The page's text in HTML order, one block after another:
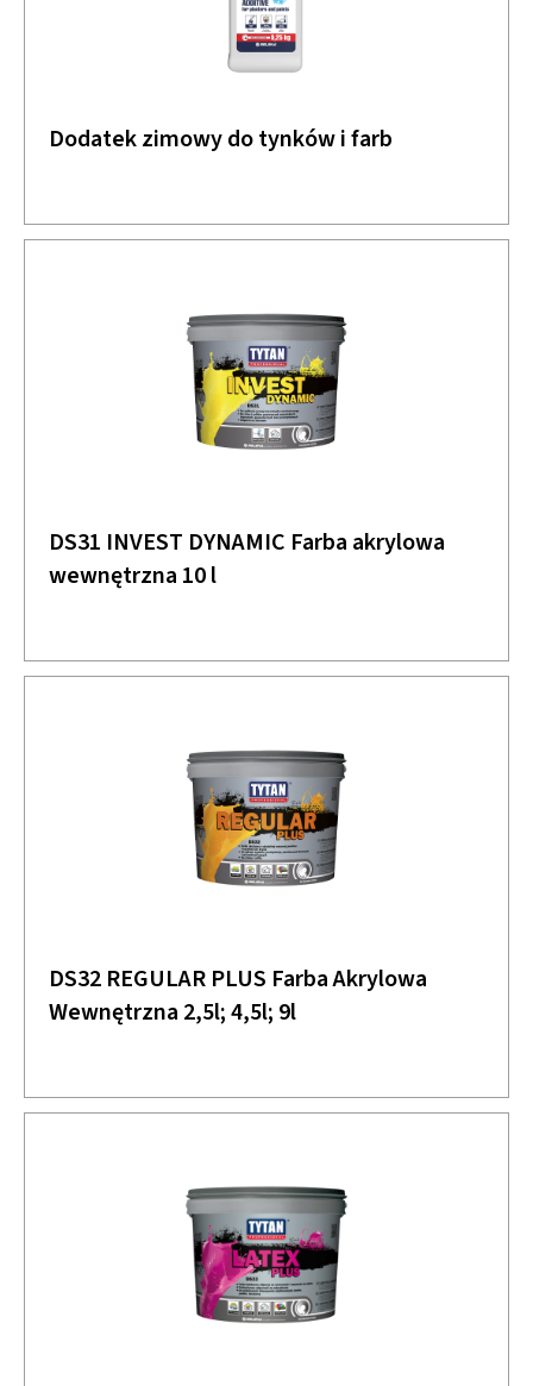
Dodatek zimowy do tynków i farb
DS31 INVEST DYNAMIC Farba akrylowa
wewnętrzna 10 l
DS32 REGULAR PLUS Farba Akrylowa
Wewnętrzna 2,5l; 4,5l; 9l